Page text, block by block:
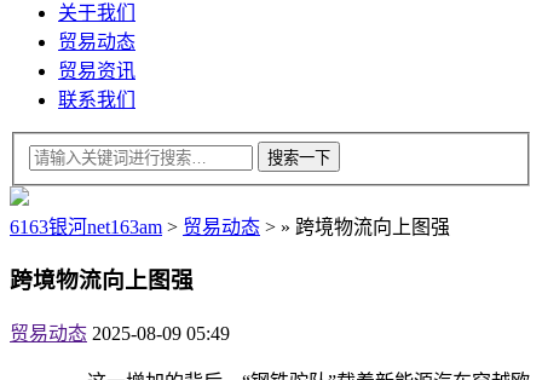
关于我们
贸易动态
贸易资讯
联系我们
6163银河net163am > 贸易动态 > » 跨境物流向上图强
跨境物流向上图强
贸易动态 2025-08-09 05:49